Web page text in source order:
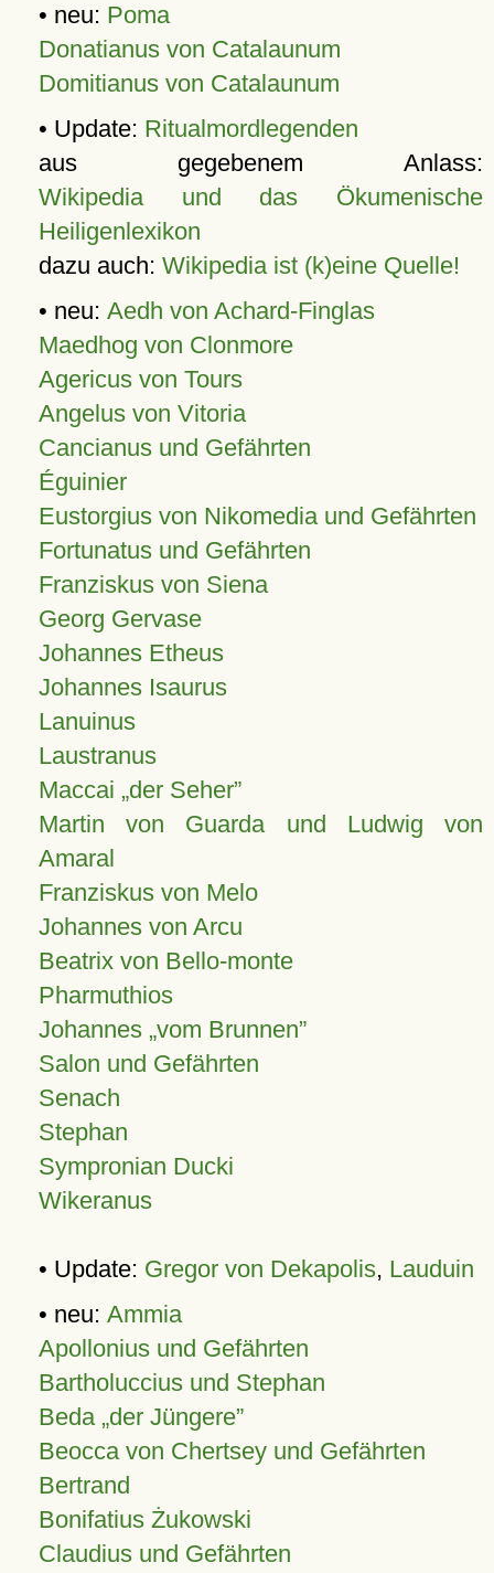
• neu: Poma
Donatianus von Catalaunum
Domitianus von Catalaunum
• Update: Ritualmordlegenden
aus gegebenem Anlass:
Wikipedia und das Ökumenische
Heiligenlexikon
dazu auch: Wikipedia ist (k)eine Quelle!
• neu: Aedh von Achard-Finglas
Maedhog von Clonmore
Agericus von Tours
Angelus von Vitoria
Cancianus und Gefährten
Éguinier
Eustorgius von Nikomedia und Gefährten
Fortunatus und Gefährten
Franziskus von Siena
Georg Gervase
Johannes Etheus
Johannes Isaurus
Lanuinus
Laustranus
Maccai „der Seher”
Martin von Guarda und Ludwig von
Amaral
Franziskus von Melo
Johannes von Arcu
Beatrix von Bello-monte
Pharmuthios
Johannes vom Brunnen
Salon und Gefährten
Senach
Stephan
Sympronian Ducki
Wikeranus
• Update: Gregor von Dekapolis, Lauduin
• neu: Ammia
Apollonius und Gefährten
Bartholuccius und Stephan
Beda „der Jüngere”
Beocca von Chertsey und Gefährten
Bertrand
Bonifatius Żukowski
Claudius und Gefährten